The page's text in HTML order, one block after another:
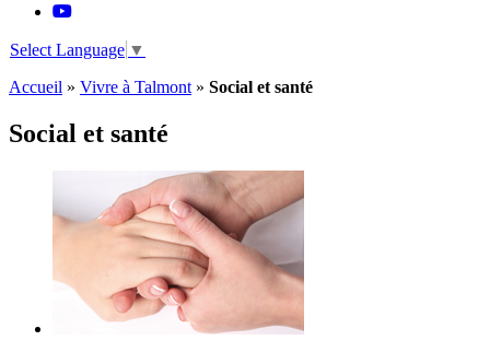
Select Language ▼
Accueil » Vivre à Talmont » Social et santé
Social et santé